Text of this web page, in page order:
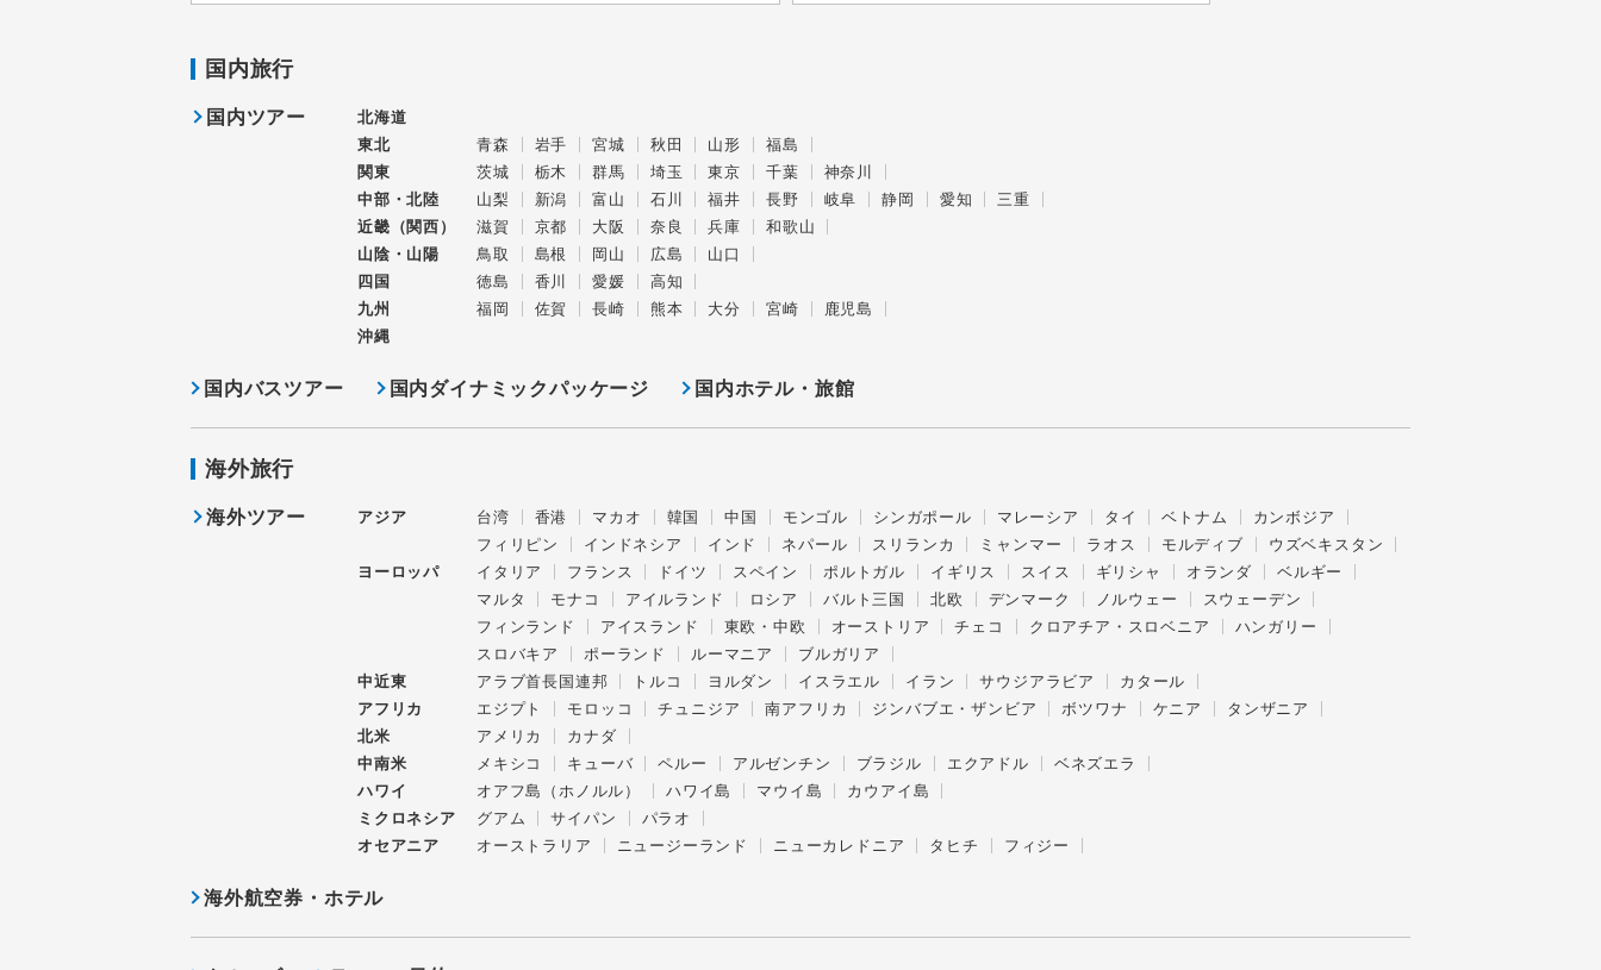
国内旅行
国内ツアー
北海道
東北
青森 岩手 宮城 秋田 山形
福島
関東
茨城 栃木 群馬 埼玉 東京 千葉
神奈川
中部・北陸
山梨 新潟 富山 石川 福井 長野 岐阜 静岡 愛知
三重
近畿（関西）
滋賀 京都 大阪 奈良 兵庫
和歌山
山陰・山陽
鳥取 島根 岡山 広島
山口
四国
徳島 香川 愛媛
高知
九州
福岡 佐賀 長崎 熊本 大分 宮崎
鹿児島
沖縄
国内バスツアー 国内ダイナミックパッケージ 国内ホテル・旅館
海外旅行
海外ツアー アジア 台湾 香港 マカオ 韓国 中国 モンゴル シンガポール マレーシア タイ ベトナム
カンボジア
フィリピン
インドネシア インド ネパール スリランカ ミャンマー ラオス モルディブ
ウズベキスタン
ヨーロッパ
イタリア フランス ドイツ スペイン ポルトガル イギリス スイス ギリシャ オランダ
ベルギー
マルタ
モナコ アイルランド ロシア バルト三国 北欧 デンマーク ノルウェー
スウェーデン
フィンランド
アイスランド 東欧・中欧 オーストリア チェコ クロアチア・スロベニア
ハンガリー
スロバキア
ポーランド ルーマニア
ブルガリア
中近東
アラブ首長国連邦 トルコ ヨルダン イスラエル イラン サウジアラビア
カタール
アフリカ
エジプト モロッコ チュニジア 南アフリカ ジンバブエ・ザンビア ボツワナ ケニア
タンザニア
北米
アメリカ
カナダ
中南米
メキシコ キューバ ペルー アルゼンチン ブラジル エクアドル
ベネズエラ
ハワイ
オアフ島（ホノルル） ハワイ島 マウイ島
カウアイ島
ミクロネシア
グアム サイパン
パラオ
オセアニア
オーストラリア ニュージーランド ニューカレドニア タヒチ フィジー
海外航空券・ホテル